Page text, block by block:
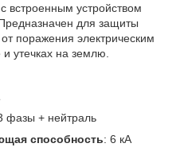
встроенным устройством
для защиты
поражения электрическим
утечках на землю.
фазы + нейтраль
способность: 6 кА